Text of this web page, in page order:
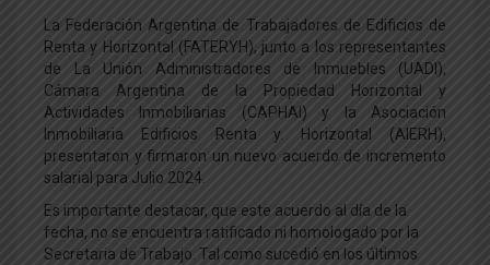
La Federación Argentina de Trabajadores de Edificios de
Renta y Horizontal (FATERYH), junto a los representantes
de La Unión Administradores de Inmuebles (UADI),
Cámara Argentina de la Propiedad Horizontal y
Actividades Inmobiliarias (CAPHAI) y la Asociación
Inmobiliaria Edificios Renta y. Horizontal (AIERH),
presentaron y firmaron un nuevo acuerdo de incremento
salarial para Julio 2024.
Es importante destacar, que este acuerdo al día de la
fecha, no se encuentra ratificado ni homologado por la
Secretaria de Trabajo. Tal como sucedió en los últimos